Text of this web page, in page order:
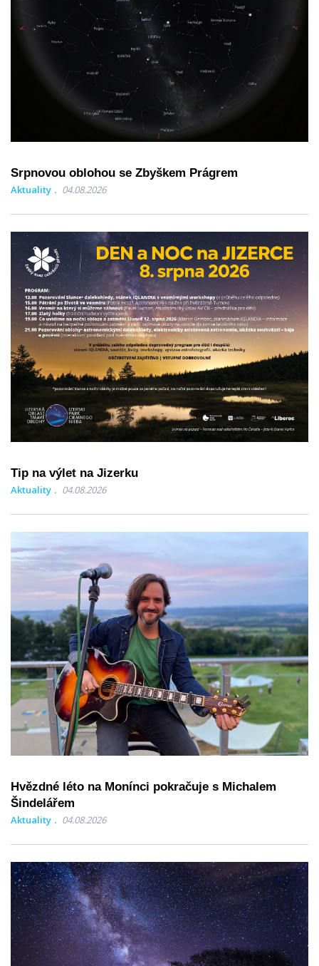
Srpnovou oblohou se Zbyškem Prágrem
Aktuality 04.08.2026
Tip na výlet na Jizerku
Aktuality 04.08.2026
Hvězdné léto na Monínci pokračuje s Michalem
Šindelářem
Aktuality 04.08.2026